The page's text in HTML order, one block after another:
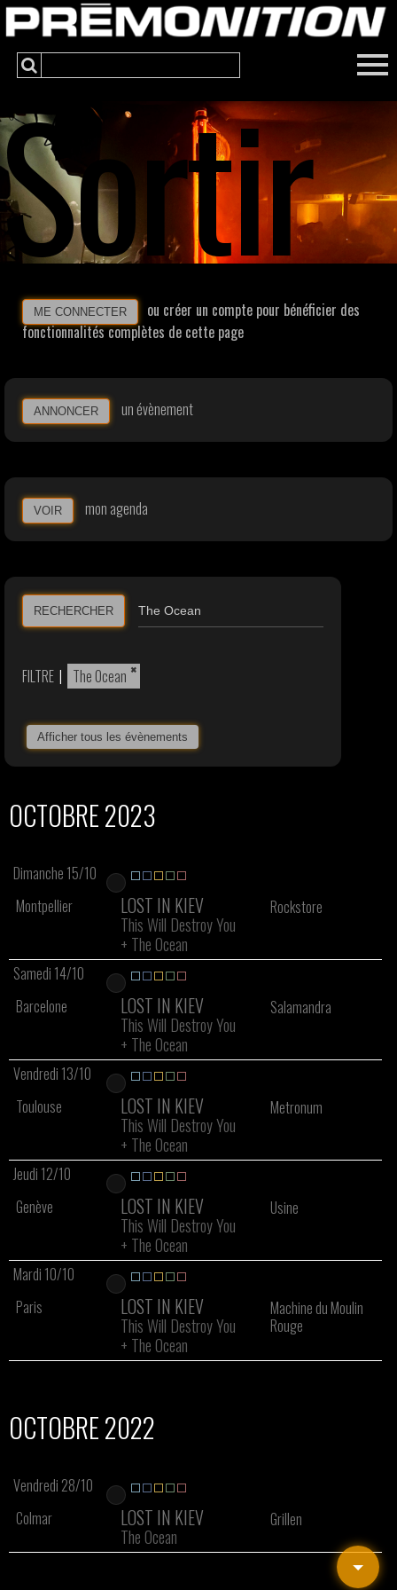
Sortir
ME CONNECTER
ou créer un compte pour bénéficier des
fonctionnalités complètes de cette page
ANNONCER un évènement
VOIR mon agenda
RECHERCHER
FILTRE | ×
The Ocean
Afficher tous les évènements
OCTOBRE 2023
Dimanche 15/10
Montpellier
LOST IN KIEV
This Will Destroy You
+ The Ocean
Rockstore
Samedi 14/10
Barcelone
LOST IN KIEV
This Will Destroy You
+ The Ocean
Salamandra
Vendredi 13/10
Toulouse
LOST IN KIEV
This Will Destroy You
+ The Ocean
Metronum
Jeudi 12/10
Genève
LOST IN KIEV
This Will Destroy You
+ The Ocean
Usine
Mardi 10/10
Paris
LOST IN KIEV
This Will Destroy You
+ The Ocean
Machine du Moulin
Rouge
OCTOBRE 2022
Vendredi 28/10
Colmar
LOST IN KIEV
The Ocean
Grillen